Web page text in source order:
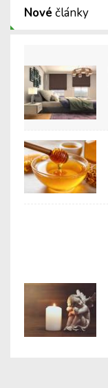
Nové články